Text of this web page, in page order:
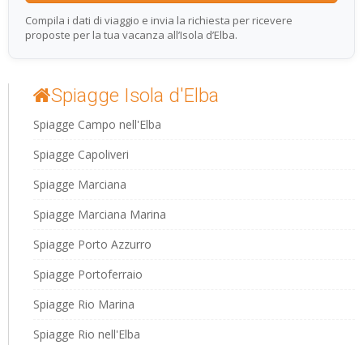
Compila i dati di viaggio e invia la richiesta per ricevere
proposte per la tua vacanza all’Isola d’Elba.
Spiagge Isola d'Elba
Spiagge Campo nell'Elba
Spiagge Capoliveri
Spiagge Marciana
Spiagge Marciana Marina
Spiagge Porto Azzurro
Spiagge Portoferraio
Spiagge Rio Marina
Spiagge Rio nell'Elba